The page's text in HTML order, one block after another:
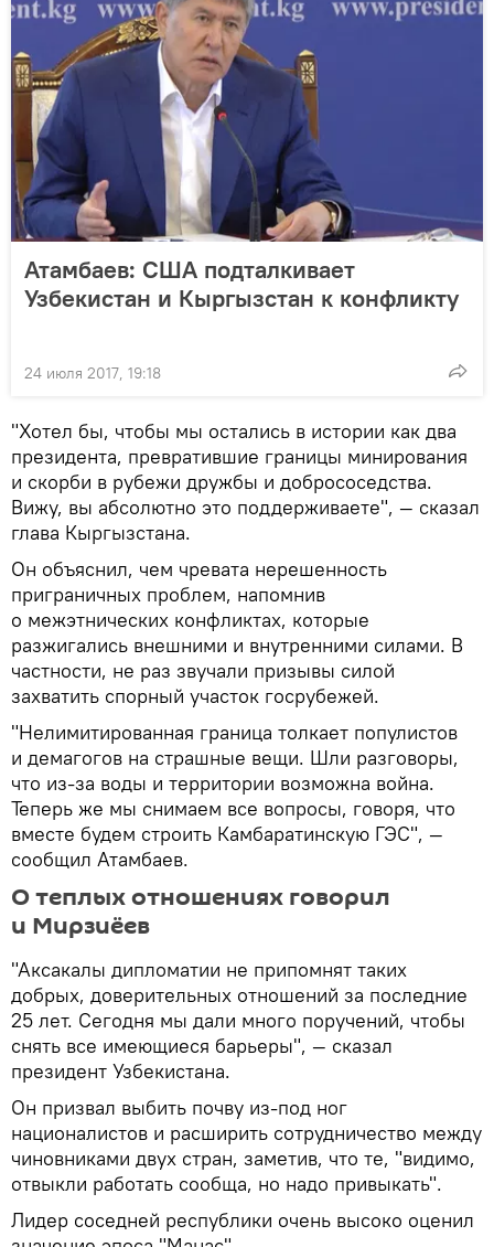
Атамбаев: США подталкивает
Узбекистан и Кыргызстан к конфликту
24 июля 2017, 19:18
"Хотел бы, чтобы мы остались в истории как два
президента, превратившие границы минирования
и скорби в рубежи дружбы и добрососедства.
Вижу, вы абсолютно это поддерживаете", — сказал
глава Кыргызстана.
Он объяснил, чем чревата нерешенность
приграничных проблем, напомнив
о межэтнических конфликтах, которые
разжигались внешними и внутренними силами. В
частности, не раз звучали призывы силой
захватить спорный участок госрубежей.
"Нелимитированная граница толкает популистов
и демагогов на страшные вещи. Шли разговоры,
что из-за воды и территории возможна война.
Теперь же мы снимаем все вопросы, говоря, что
вместе будем строить Камбаратинскую ГЭС", —
сообщил Атамбаев.
О теплых отношениях говорил
и Мирзиёев
"Аксакалы дипломатии не припомнят таких
добрых, доверительных отношений за последние
25 лет. Сегодня мы дали много поручений, чтобы
снять все имеющиеся барьеры", — сказал
президент Узбекистана.
Он призвал выбить почву из-под ног
националистов и расширить сотрудничество между
чиновниками двух стран, заметив, что те, "видимо,
отвыкли работать сообща, но надо привыкать".
Лидер соседней республики очень высоко оценил